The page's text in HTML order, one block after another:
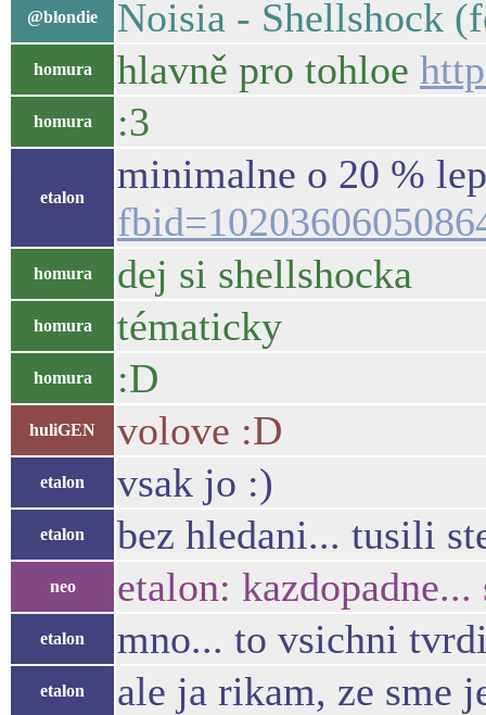
@blondie Noisia - Shellshock
homura hlavně pro tohloe
homura :3
etalon
minimalne o 20 %
homura dej si shellshocka
homura tématicky
homura :D
huliGEN volove :D
etalon vsak jo :)
etalon bez hledani... tusili
neo etalon:
etalon mno... to vsichni
etalon ale ja rikam, ze sme